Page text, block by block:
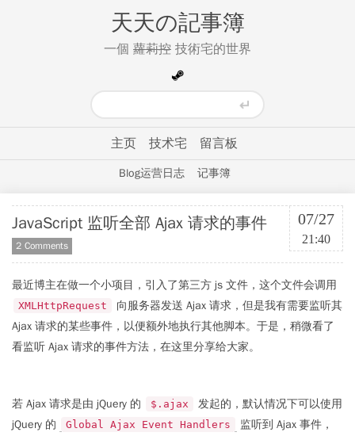
天天の記事簿
一個 蘿莉控 技術宅的世界
主页 技术宅 留言板
Blog运营日志 记事簿
07/27
21:40
JavaScript 监听全部 Ajax 请求的事件
2 Comments
最近博主在做一个小项目，引入了第三方 js 文件，这个文件会调用
XMLHttpRequest
向服务器发送 Ajax 请求，但是我有需要监听其
Ajax 请求的某些事件，以便额外地执行其他脚本。于是，稍微看了
看监听 Ajax 请求的事件方法，在这里分享给大家。
若 Ajax 请求是由 jQuery 的 $.ajax
发起的，默认情况下可以使用
jQuery 的
Global Ajax Event Handlers
监听到 Ajax 事件，